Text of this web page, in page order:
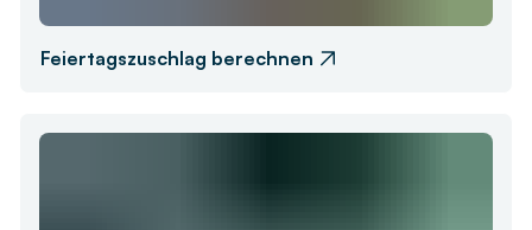
Feiertagszuschlag berechnen